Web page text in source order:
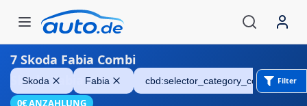
7 Skoda Fabia Combi
Skoda Fabia cbd:selector_category_combi Filter
Skoda Fabia
0€ ANZAHLUNG